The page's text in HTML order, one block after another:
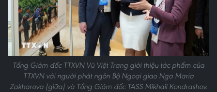
Tổng Giám đốc TTXVN Vũ Việt Trang giới thiệu tác phẩm của
TTXVN với người phát ngôn Bộ Ngoại giao Nga Maria
Zakharova (giữa) và Tổng Giám đốc TASS Mikhail Kondrashov.